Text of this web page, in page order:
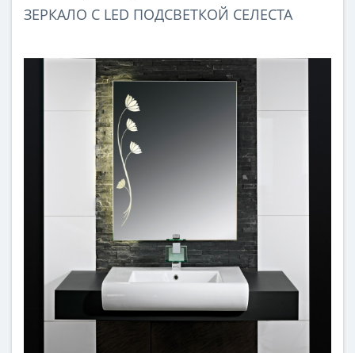
ЗЕРКАЛО С LED ПОДСВЕТКОЙ СЕЛЕСТА